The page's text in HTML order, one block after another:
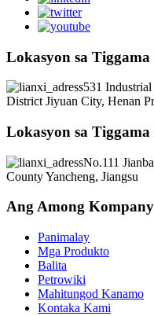
Lokasyon sa Tiggama
531
District Jiyuan City, Henan
Lokasyon sa Tiggama
No.111
County Yancheng, Jiangsu
Ang Among
Panimalay
Mga Produkto
Balita
Petrowiki
Mahitungod Kanamo
Kontaka Kami